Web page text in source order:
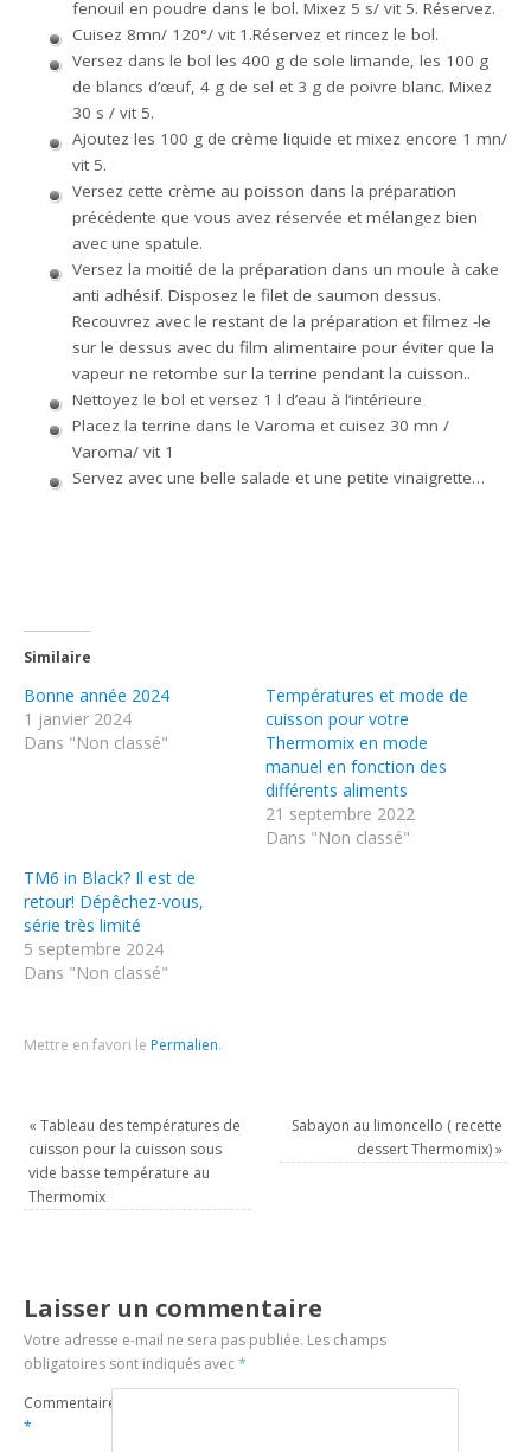
fenouil en poudre dans le bol. Mixez 5 s/ vit 5. Réservez.
Cuisez 8mn/ 120°/ vit 1.Réservez et rincez le bol.
Versez dans le bol les 400 g de sole limande, les 100 g
de blancs d’œuf, 4 g de sel et 3 g de poivre blanc. Mixez
30 s / vit 5.
Ajoutez les 100 g de crème liquide et mixez encore 1 mn/
vit 5.
Versez cette crème au poisson dans la préparation
précédente que vous avez réservée et mélangez bien
avec une spatule.
Versez la moitié de la préparation dans un moule à cake
anti adhésif. Disposez le filet de saumon dessus.
Recouvrez avec le restant de la préparation et filmez -le
sur le dessus avec du film alimentaire pour éviter que la
vapeur ne retombe sur la terrine pendant la cuisson..
Nettoyez le bol et versez 1 l d’eau à l’intérieure
Placez la terrine dans le Varoma et cuisez 30 mn /
Varoma/ vit 1
Servez avec une belle salade et une petite vinaigrette…
Similaire
Bonne année 2024
1 janvier 2024
Dans "Non classé"
Températures et mode de
cuisson pour votre
Thermomix en mode
manuel en fonction des
différents aliments
21 septembre 2022
Dans "Non classé"
TM6 in Black? Il est de
retour! Dépêchez-vous,
série très limité
5 septembre 2024
Dans "Non classé"
Mettre en favori le Permalien.
« Tableau des températures de
cuisson pour la cuisson sous
vide basse température au
Thermomix
Sabayon au limoncello ( recette
dessert Thermomix)»
Laisser un commentaire
Votre adresse e-mail ne sera pas publiée. Les champs
obligatoires sont indiqués avec*
Commentaire
*